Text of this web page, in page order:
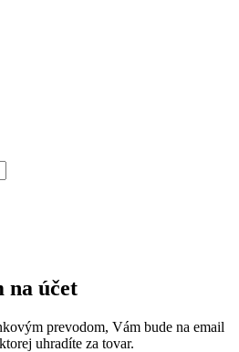
na účet
prevodom, Vám bude na email
uhradíte za tovar.